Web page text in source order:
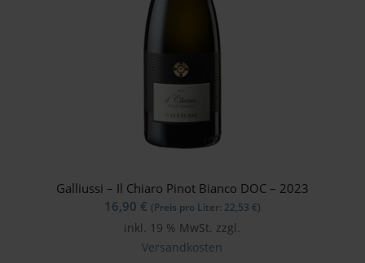
Galliussi – Il Chiaro Pinot Bianco DOC – 2023
16,90 € (Preis pro Liter: 22,53 €)
inkl. 19 % MwSt. zzgl.
Versandkosten